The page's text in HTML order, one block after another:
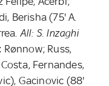
Berisha (75' A.
All: S. Inzaghi
Rønnow; Russ,
Fernandes,
Gacinovic (88'